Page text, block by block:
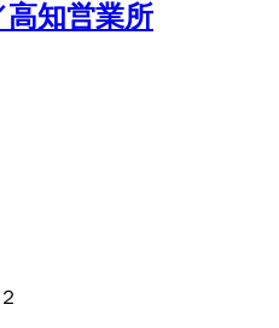
高知営業所